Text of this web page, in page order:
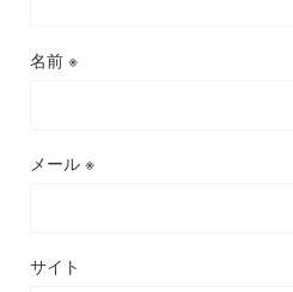
名前 ※
メール ※
サイト